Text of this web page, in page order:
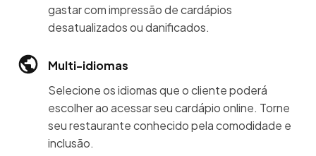
gastar com impressão de cardápios
desatualizados ou danificados.
Multi-idiomas
Selecione os idiomas que o cliente poderá
escolher ao acessar seu cardápio online. Torne
seu restaurante conhecido pela comodidade e
inclusão.